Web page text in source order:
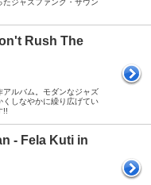
ジャズファンク・サウン
Rush The
ルバム。モダンなジャズ
くしなやかに繰り広げてい
!!
- Fela Kuti in